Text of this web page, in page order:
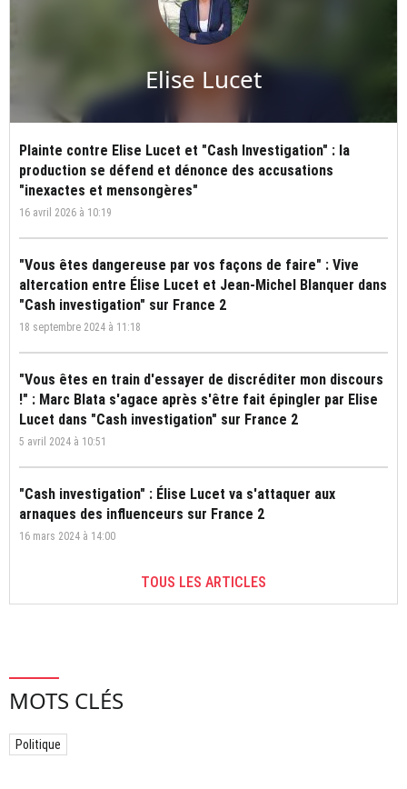
Elise Lucet
Plainte contre Elise Lucet et "Cash Investigation" : la
production se défend et dénonce des accusations
"inexactes et mensongères"
16 avril 2026 à 10:19
"Vous êtes dangereuse par vos façons de faire" : Vive
altercation entre Élise Lucet et Jean-Michel Blanquer dans
"Cash investigation" sur France 2
18 septembre 2024 à 11:18
"Vous êtes en train d'essayer de discréditer mon discours
!" : Marc Blata s'agace après s'être fait épingler par Elise
Lucet dans "Cash investigation" sur France 2
5 avril 2024 à 10:51
"Cash investigation" : Élise Lucet va s'attaquer aux
arnaques des influenceurs sur France 2
16 mars 2024 à 14:00
TOUS LES ARTICLES
MOTS CLÉS
Politique